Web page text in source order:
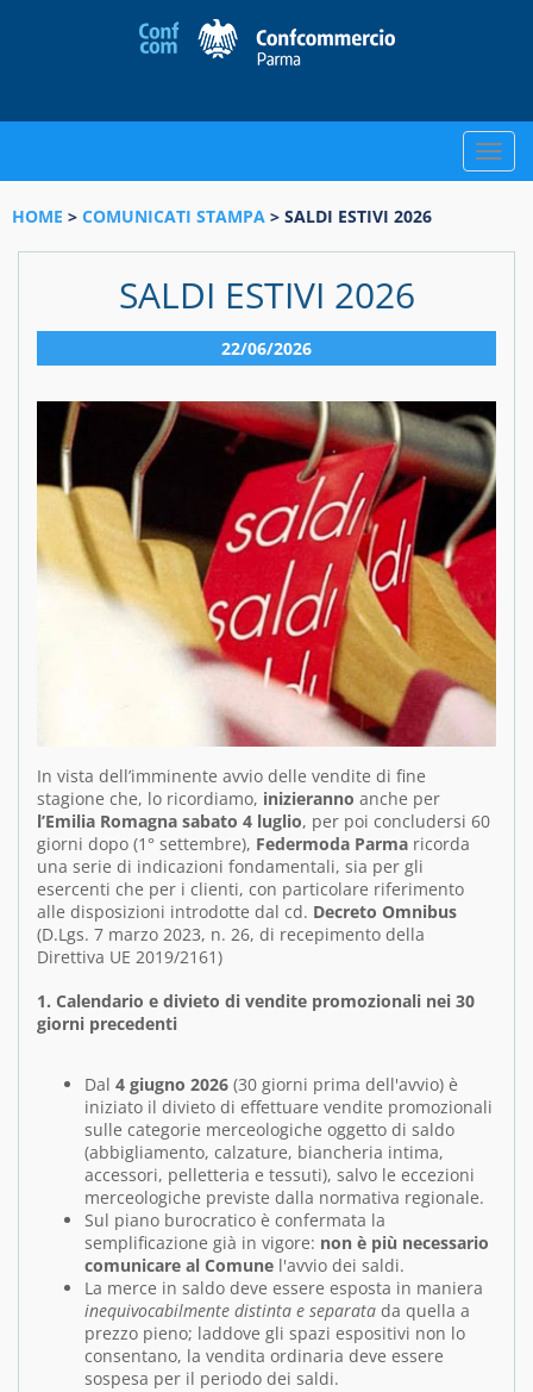
Toggle
HOME > COMUNICATI STAMPA > SALDI ESTIVI 2026
SALDI ESTIVI 2026
22/06/2026
In vista dell’imminente avvio delle vendite di fine
stagione che, lo ricordiamo, inizieranno anche per
l’Emilia Romagna sabato 4 luglio, per poi concludersi 60
giorni dopo (1° settembre), Federmoda Parma ricorda
una serie di indicazioni fondamentali, sia per gli
esercenti che per i clienti, con particolare riferimento
alle disposizioni introdotte dal cd. Decreto Omnibus
(D.Lgs. 7 marzo 2023, n. 26, di recepimento della
Direttiva UE 2019/2161)
1. Calendario e divieto di vendite promozionali nei 30
giorni precedenti
Dal 4 giugno 2026 (30 giorni prima dell'avvio) è
iniziato il divieto di effettuare vendite promozionali
sulle categorie merceologiche oggetto di saldo
(abbigliamento, calzature, biancheria intima,
accessori, pelletteria e tessuti), salvo le eccezioni
merceologiche previste dalla normativa regionale.
Sul piano burocratico è confermata la
semplificazione già in vigore: non è più necessario
comunicare al Comune l'avvio dei saldi.
La merce in saldo deve essere esposta in maniera
inequivocabilmente distinta e separata da quella a
prezzo pieno; laddove gli spazi espositivi non lo
consentano, la vendita ordinaria deve essere
sospesa per il periodo dei saldi.